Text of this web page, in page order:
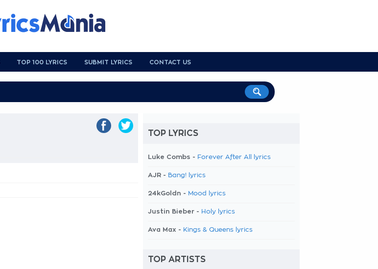
TOP 100 LYRICS SUBMIT LYRICS CONTACT US
TOP LYRICS
Luke Combs - Forever After All lyrics
AJR - Bang! lyrics
24kGoldn - Mood lyrics
Justin Bieber - Holy lyrics
Ava Max - Kings & Queens lyrics
TOP ARTISTS